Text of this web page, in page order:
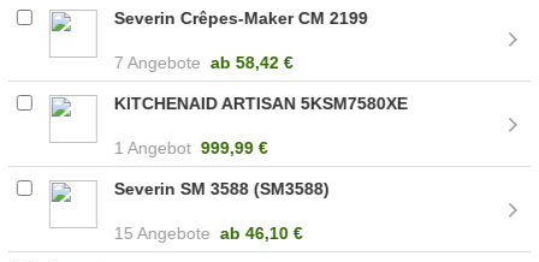
Severin Crêpes-Maker CM 2199
7 Angebote ab 58,42 €
KITCHENAID ARTISAN 5KSM7580XE
1 Angebot 999,99 €
Severin SM 3588 (SM3588)
15 Angebote ab46,10 €